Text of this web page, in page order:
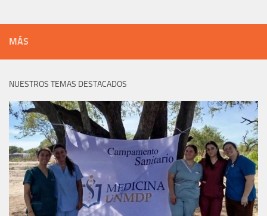
MÁS
NUESTROS TEMAS DESTACADOS